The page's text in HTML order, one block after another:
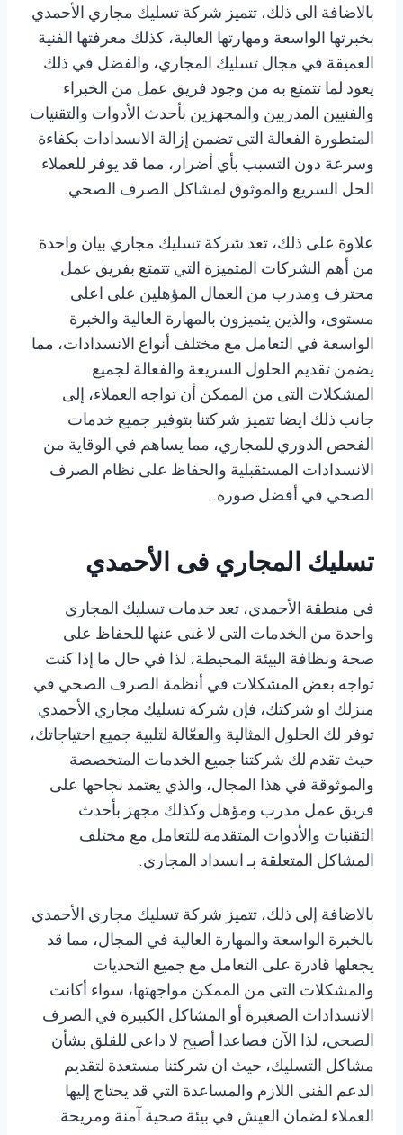
بالاضافة الى ذلك، تتميز شركة تسليك مجاري الأحمدي
بخبرتها الواسعة ومهارتها العالية، كذلك معرفتها الفنية
العميقة في مجال تسليك المجاري، والفضل في ذلك
يعود لما تتمتع به من وجود فريق عمل من الخبراء
والفنيين المدربين والمجهزين بأحدث الأدوات والتقنيات
المتطورة الفعالة التى تضمن إزالة الانسدادات بكفاءة
وسرعة دون التسبب بأي أضرار، مما قد يوفر للعملاء
الحل السريع والموثوق لمشاكل الصرف الصحي.
علاوة على ذلك، تعد شركة تسليك مجاري بيان واحدة
من أهم الشركات المتميزة التي تتمتع بفريق عمل
محترف ومدرب من العمال المؤهلين على اعلى
مستوى، والذين يتميزون بالمهارة العالية والخبرة
الواسعة في التعامل مع مختلف أنواع الانسدادات، مما
يضمن تقديم الحلول السريعة والفعالة لجميع
المشكلات التى من الممكن أن تواجه العملاء، إلى
جانب ذلك ايضا تتميز شركتنا بتوفير جميع خدمات
الفحص الدوري للمجاري، مما يساهم في الوقاية من
الانسدادات المستقبلية والحفاظ على نظام الصرف
الصحي في أفضل صوره.
تسليك المجاري فى الأحمدي
في منطقة الأحمدي، تعد خدمات تسليك المجاري
واحدة من الخدمات التى لا غنى عنها للحفاظ على
صحة ونظافة البيئة المحيطة، لذا في حال ما إذا كنت
تواجه بعض المشكلات في أنظمة الصرف الصحي في
منزلك او شركتك، فإن شركة تسليك مجاري الأحمدي
توفر لك الحلول المثالية والفعّالة لتلبية جميع احتياجاتك،
حيث تقدم لك شركتنا جميع الخدمات المتخصصة
والموثوقة في هذا المجال، والذي يعتمد نجاحها على
فريق عمل مدرب ومؤهل وكذلك مجهز بأحدث
التقنيات والأدوات المتقدمة للتعامل مع مختلف
المشاكل المتعلقة بـ انسداد المجاري.
بالاضافة إلى ذلك، تتميز شركة تسليك مجاري الأحمدي
بالخبرة الواسعة والمهارة العالية في المجال، مما قد
يجعلها قادرة على التعامل مع جميع التحديات
والمشكلات التى من الممكن مواجهتها، سواء أكانت
الانسدادات الصغيرة أو المشاكل الكبيرة في الصرف
الصحي، لذا الآن فصاعدا أصبح لا داعى للقلق بشأن
مشاكل التسليك، حيث ان شركتنا مستعدة لتقديم
الدعم الفنى اللازم والمساعدة التي قد يحتاج إليها
العملاء لضمان العيش في بيئة صحية آمنة ومريحة.